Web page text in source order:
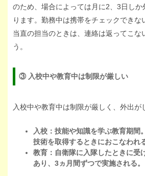
のため、場合によっては月に2、3日しか
ります。勤務中は携帯をチェックできな
当直の担当のときは、連絡は返ってこな
う。
③ 入校中や教育中は制限が厳しい
入校中や教育中は制限が厳しく、外出が
入校：技能や知識を学ぶ教育期間
技術を取得するときにおこなわれ
教育：自衛隊に入隊したときに受
あり、3ヵ月間ずつで実施される。